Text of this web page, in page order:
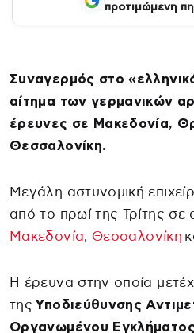
προτιμώμενη
Συναγερμός στο
αίτημα των γερμανικών
έρευνες σε Μακεδονία,
Θεσσαλονίκη.
Μεγάλη αστυνομική
από το πρωί της Τρίτης σε
Μακεδονία, Θεσσαλονίκη
Η έρευνα στην οποία
τηςΥποδιεύθυνσης
Οργανωμένου